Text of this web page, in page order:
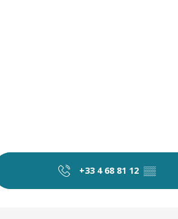
+33 4 68 81 12 ▒▒